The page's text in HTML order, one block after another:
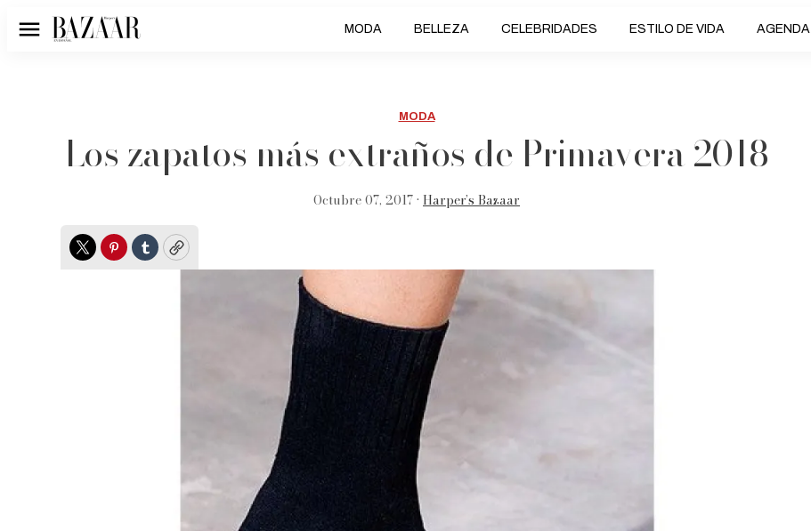
Menú MODA BELLEZA CELEBRIDADES ESTILO DE VIDA AGENDA
MODA
Los zapatos más extraños de Primavera 2018
Octubre 07, 2017 • Harper’s Bazaar
TwitterPinterest
TumblrCopy